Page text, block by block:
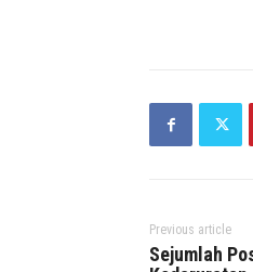
Previous article
Sejumlah